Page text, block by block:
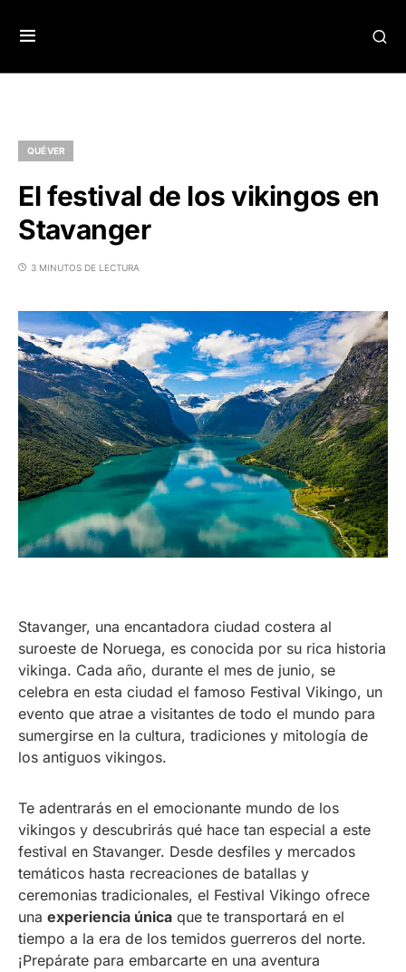
QUÉ VER
El festival de los vikingos en
Stavanger
3 MINUTOS DE LECTURA
Stavanger, una encantadora ciudad costera al
suroeste de Noruega, es conocida por su rica historia
vikinga. Cada año, durante el mes de junio, se
celebra en esta ciudad el famoso Festival Vikingo, un
evento que atrae a visitantes de todo el mundo para
sumergirse en la cultura, tradiciones y mitología de
los antiguos vikingos.
Te adentrarás en el emocionante mundo de los
vikingos y descubrirás qué hace tan especial a este
festival en Stavanger. Desde desfiles y mercados
temáticos hasta recreaciones de batallas y
ceremonias tradicionales, el Festival Vikingo ofrece
una experiencia única que te transportará en el
tiempo a la era de los temidos guerreros del norte.
¡Prepárate para embarcarte en una aventura